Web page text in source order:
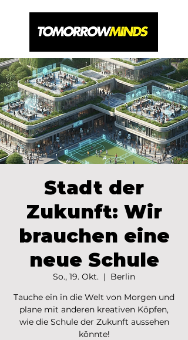
Stadt der
Zukunft: Wir
brauchen eine
neue Schule
So., 19. Okt.
  |
Berlin
Tauche ein in die Welt von Morgen und
plane mit anderen kreativen Köpfen,
wie die Schule der Zukunft aussehen
könnte!